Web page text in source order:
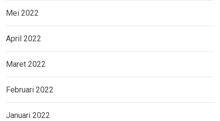
Mei 2022
April 2022
Maret 2022
Februari 2022
Januari 2022